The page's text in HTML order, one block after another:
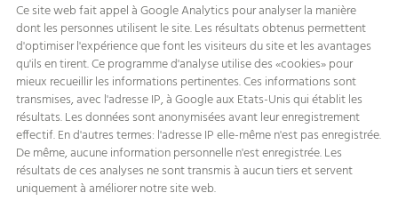
Ce site web fait appel à Google Analytics pour analyser la manière
dont les personnes utilisent le site. Les résultats obtenus permettent
d'optimiser l'expérience que font les visiteurs du site et les avantages
qu'ils en tirent. Ce programme d'analyse utilise des «cookies» pour
mieux recueillir les informations pertinentes. Ces informations sont
transmises, avec l'adresse IP, à Google aux Etats-Unis qui établit les
résultats. Les données sont anonymisées avant leur enregistrement
effectif. En d'autres termes: l'adresse IP elle-même n'est pas enregistrée.
De même, aucune information personnelle n'est enregistrée. Les
résultats de ces analyses ne sont transmis à aucun tiers et servent
uniquement à améliorer notre site web.